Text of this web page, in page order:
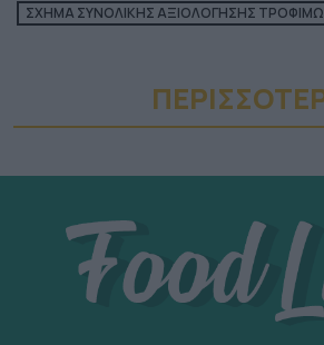
ΣΧΗΜΑ ΣΥΝΟΛΙΚΗΣ ΑΞΙΟΛΟΓΗΣΗΣ